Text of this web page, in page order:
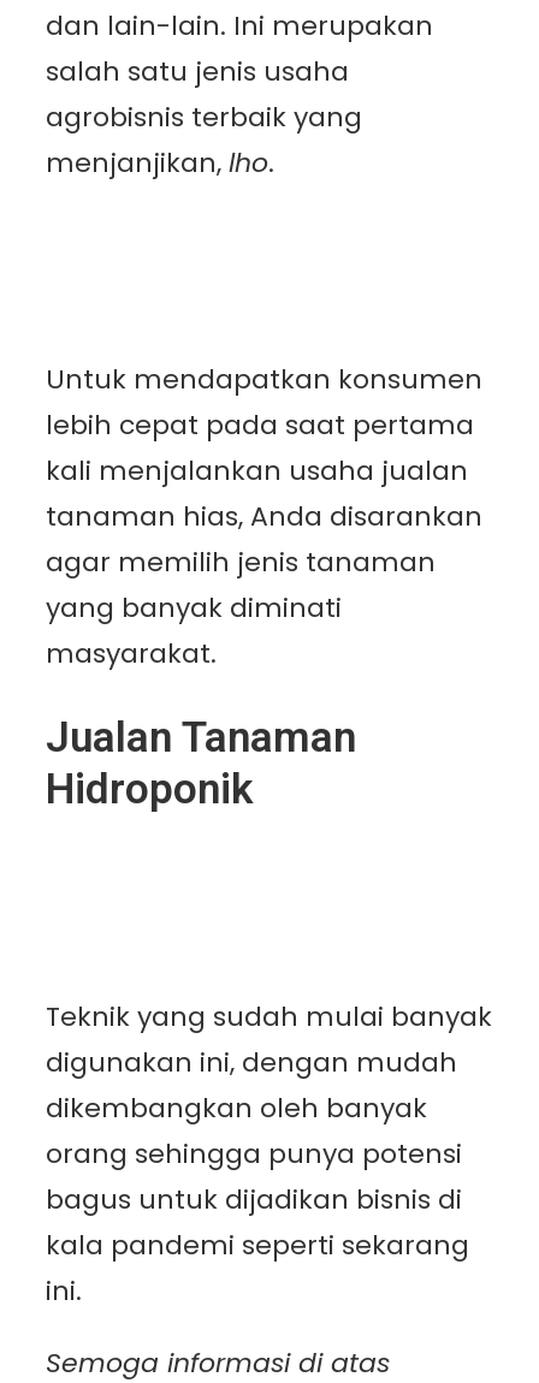
dan lain-lain. Ini merupakan
salah satu jenis usaha
agrobisnis terbaik yang
menjanjikan,lho.
Untuk mendapatkan konsumen
lebih cepat pada saat pertama
kali menjalankan usaha jualan
tanaman hias, Anda disarankan
agar memilih jenis tanaman
yang banyak diminati
masyarakat.
Jualan Tanaman
Hidroponik
Teknik yang sudah mulai banyak
digunakan ini, dengan mudah
dikembangkan oleh banyak
orang sehingga punya potensi
bagus untuk dijadikan bisnis di
kala pandemi seperti sekarang
ini.
Semoga informasi di atas